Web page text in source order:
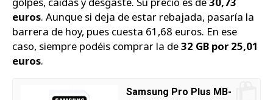
euros. Aunque si deja de estar rebajada, pasaría la
barrera de hoy, pues cuesta 61,68 euros. En ese
caso, siempre podéis comprar la de32 GB por 25,01
euros.
Samsung Pro Plus MB-